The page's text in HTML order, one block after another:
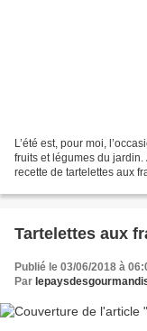
L’été est, pour moi,
fruits et légumes du
recette de tartelettes aux
Tartelettes aux
Publié le 03/06/2018 à
Par